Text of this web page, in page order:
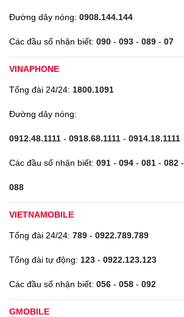
Đường dây nóng: 0908.144.144
Các đầu số nhận biết: 090 - 093 - 089 - 07
VINAPHONE
Tổng đài 24/24: 1800.1091
Đường dây nóng:
0912.48.1111 - 0918.68.1111 - 0914.18.1111
Các đầu số nhận biết: 091 - 094 - 081 - 082 -
088
VIETNAMOBILE
Tổng đài 24/24: 789 - 0922.789.789
Tổng đài tự động: 123 - 0922.123.123
Các đầu số nhận biết: 056 - 058 - 092
GMOBILE